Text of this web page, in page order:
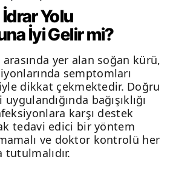
Yolu
İyi Gelir mi?
yer alan soğan kürü,
semptomları
dikkat çekmektedir. Doğru
bağışıklığı
karşı destek
tedavi edici bir yöntem
ve doktor kontrolü her